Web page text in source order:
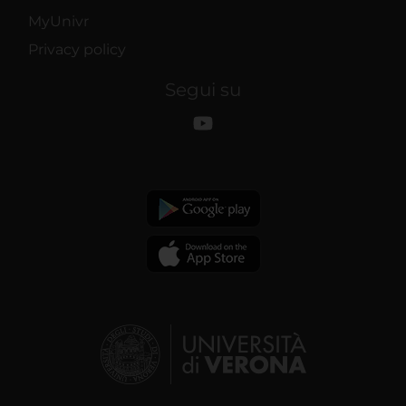
MyUnivr
Privacy policy
Segui su